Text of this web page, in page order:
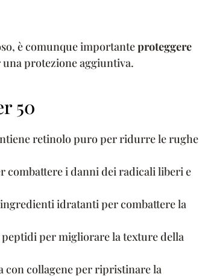
è comunque importanteproteggere
una protezione aggiuntiva.
50
retinolo puro per ridurre le rughe
combattere i danni dei radicali liberi e
idratanti per combattere la
per migliorare la texture della
con collagene per ripristinare la